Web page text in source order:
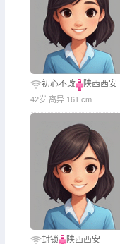
初心不改 陕西西安
42岁 离异 161 cm
封锁 陕西西安